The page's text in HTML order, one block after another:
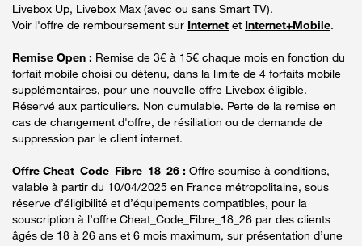
Livebox Up, Livebox Max (avec ou sans Smart TV).
Voir l'offre de remboursement sur Internet et Internet+Mobile.
Remise Open : Remise de 3€ à 15€ chaque mois en fonction du
forfait mobile choisi ou détenu, dans la limite de 4 forfaits mobile
supplémentaires, pour une nouvelle offre Livebox éligible.
Réservé aux particuliers. Non cumulable. Perte de la remise en
cas de changement d'offre, de résiliation ou de demande de
suppression par le client internet.
Offre Cheat_Code_Fibre_18_26 : Offre soumise à conditions,
valable à partir du 10/04/2025 en France métropolitaine, sous
réserve d’éligibilité et d’équipements compatibles, pour la
souscription à l’offre Cheat_Code_Fibre_18_26 par des clients
âgés de 18 à 26 ans et 6 mois maximum, sur présentation d’une